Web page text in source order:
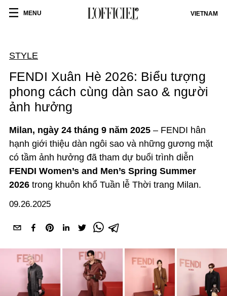
MENU VIETNAM
STYLE
FENDI Xuân Hè 2026: Biểu tượng
phong cách cùng dàn sao & người
ảnh hưởng
Milan, ngày 24 tháng 9 năm 2025 – FENDI hân
hạnh giới thiệu dàn ngôi sao và những gương mặt
có tầm ảnh hưởng đã tham dự buổi trình diễn
FENDI Women’s and Men’s Spring Summer
2026 trong khuôn khổ Tuần lễ Thời trang Milan.
09.26.2025